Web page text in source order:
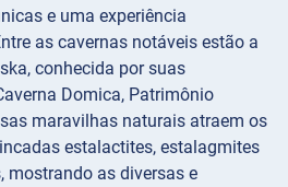
e uma experiência
as cavernas notáveis estão a
conhecida por suas
Domica, Patrimônio
maravilhas naturais atraem os
estalactites, estalagmites
mostrando as diversas e